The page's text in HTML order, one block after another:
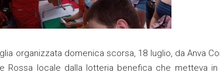
organizzata domenica scorsa, 18 luglio, da Anva
Rossa locale dalla lotteria benefica che metteva